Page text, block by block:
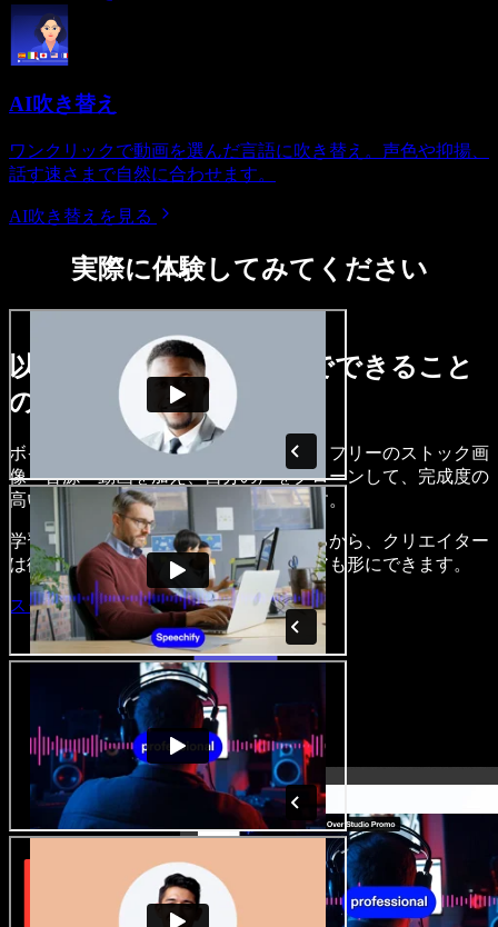
AI吹き替え
ワンクリックで動画を選んだ言語に吹き替え。声色や抑揚、
話す速さまで自然に合わせます。
AI吹き替えを見る
実際に体験してみてください
以下は、Speechify Studioでできること
のほんの一例です。
ボイスオーバーを作成し、ロイヤリティフリーのストック画
像・音源・動画を加え、自分の声をクローンして、完成度の
高い魅力的な音声・映像作品を作れます。
学習いらずでブラウザからすべて使えるから、クリエイター
は従来の制約を手放し、どんなアイデアも形にできます。
スタジオを開く